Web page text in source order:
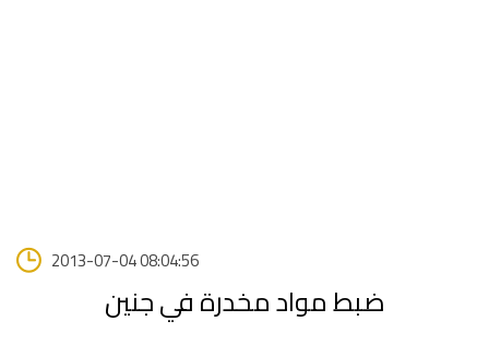
2013-07-04 08:04:56
ضبط مواد مخدرة في جنين